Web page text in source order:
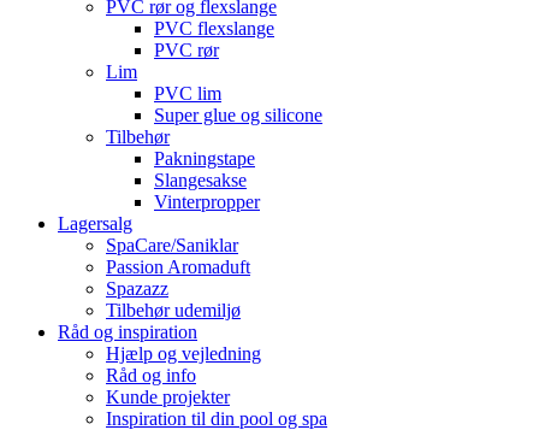
PVC rør og flexslange
PVC flexslange
PVC rør
Lim
PVC lim
Super glue og silicone
Tilbehør
Pakningstape
Slangesakse
Vinterpropper
Lagersalg
SpaCare/Saniklar
Passion Aromaduft
Spazazz
Tilbehør udemiljø
Råd og inspiration
Hjælp og vejledning
Råd og info
Kunde projekter
Inspiration til din pool og spa